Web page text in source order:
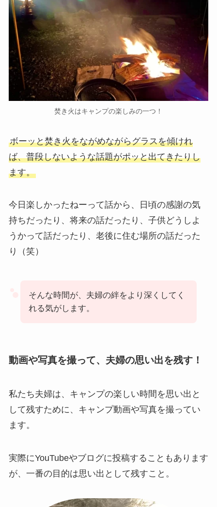
焚き火はキャンプの楽しみの一つ！
ボーッと焚き火をながめながらグラスを傾けれ
ば、普段しないような話題がポッと出てきたりし
ます。
今日楽しかったねーって話から、日頃の感謝の気
持ちだったり、将来の話だったり、子供どうしよ
うかって話だったり、老後に住む場所の話だった
り（笑）
そんな時間が、夫婦の絆をより深くしてく
れる気がします。
動画や写真を撮って、夫婦の思い出を残す！
私たち夫婦は、キャンプの楽しい時間を思い出と
して残すために、キャンプ動画や写真を撮ってい
ます。
実際にYouTubeやブログに投稿することもあります
が、一番の目的は思い出として残すこと。